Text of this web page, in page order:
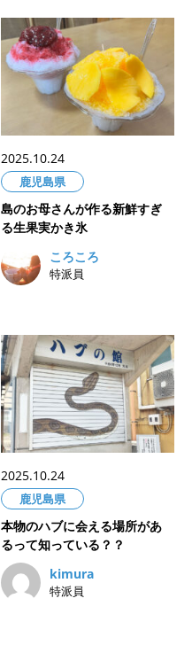
2025.10.24
鹿児島県
島のお母さんが作る新鮮すぎ
る生果実かき氷
ころころ
特派員
2025.10.24
鹿児島県
本物のハブに会える場所があ
るって知っている？？
kimura
特派員